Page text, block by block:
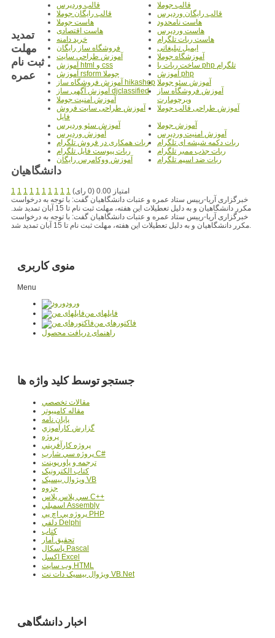
قالب جوملا
قالب وردپرس
قالب رایگان وردپرس
قالب رایگان جوملا
هاست نامحدود
هاست جوملا
هاست وردپرس
هاست اقتصادی
هاست ربات تلگرام
خرید دامنه
ایمیل تبلیغاتی
فروشگاه ساز رایگان
آموزشگاه جوملا
آموزش طراحی سایت
ساخت ربات با php تلگرام
آموزش html و css
آموزش php
آموزش rsform جوملا
آموزش سئو جوملا آموزش فروشگاه ساز hikashop
آموزش فروشگاه ساز
ویرچومارت
آموزش آگهی ساز djclassified
آموزش امنیت جوملا
آموزش طراحی قالب جوملا
آموزش طراحی سایت فروش
فایل
آموزش جوملا
آموزش سئو وردپرس
آموزش امنیت وردپرس
آموزش وردپرس
ربات دکمه شیشه ای تلگرام
ربات همکاری در فروش تلگرام
ربات جذب ممبر تلگرام
ربات پیوست فایل تلگرام
ربات ضد اسپم تلگرام
آموزش ووکامرس رایگان
تمديد
مهلت
ثبت نام
عمره
دانشگاهيان
1 1 1 1 1 1 1 1 1 1
امتیاز 0.00 (0 رای)
خبرگزاری آریا-رییس ستاد عمره و عتبات دانشگاهیان گفت: با توجه به درخواست
مکرر دانشگاهیان و به دلیل تعطیلات این هفته، مهلت ثبت نام تا 15 آبان تمدید شد.
خبرگزاری آریا-رییس ستاد عمره و عتبات دانشگاهیان گفت: با توجه به درخواست
مکرر دانشگاهیان و به دلیل تعطیلات این هفته، مهلت ثبت نام تا 15 آبان تمدید شد.
منوی کاربری
Menu
ورود
فایلهای من
فاکتورهای من
راهنمای دریافت محصول
جستجو توسط کلید واژه ها
مقالات تخصصي
مقاله کامپیوتر
پایان نامه
گزارش کارآموزي
پروژه
پروژه کارآفريني
پروژه سي شارپ C#
ترجمه و پاورپوينت
کتاب الکترونيک
ويژوال بيسيک VB
جزوه
سي پلاس پلاس C++
اسمبلي Assembly
پروژه پي اچ پي PHP
دلفي Delphi
کتاب
تحقيق آمار
پاسکال Pascal
اکسل Excel
وب سايت HTML
ويژوال بيسيک دات نت VB.Net
اخبار دانشگاهی